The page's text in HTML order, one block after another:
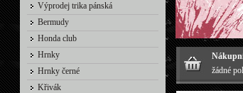
Výprodej trika pánská
Bermudy
Honda club
Hrnky
Hrnky černé
Křivák
žádné